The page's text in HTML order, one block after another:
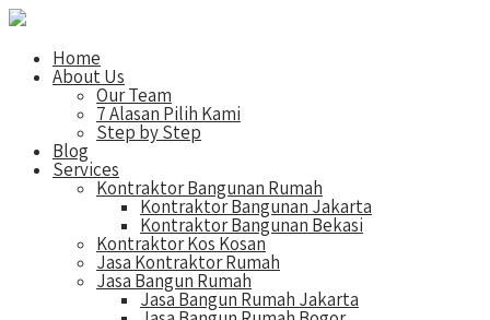
Home
About Us
Our Team
7 Alasan Pilih Kami
Step by Step
Blog
Services
Kontraktor Bangunan Rumah
Kontraktor Bangunan Jakarta
Kontraktor Bangunan Bekasi
Kontraktor Kos Kosan
Jasa Kontraktor Rumah
Jasa Bangun Rumah
Jasa Bangun Rumah Jakarta